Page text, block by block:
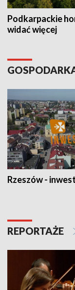
Podkarpackie
widać więcej
Rzeszów -
REPORTAŻE